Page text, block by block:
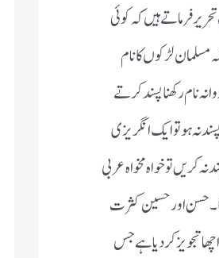
فرماتے ہیں کہ کوئی
لڑکوں کا نام
نام رکھنا پسند کرتے
نہ ہو تو ایک انگریزی
کریں تو خواہ مخواہ عربی
۔ حسن اور حسین کثرت
تجویز کر دیا ہے جس